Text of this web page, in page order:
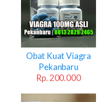
Obat Kuat Viagra
Pekanbaru
Rp. 200.000